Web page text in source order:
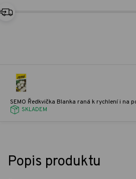
SEMO Ředkvička Blanka raná k rychlení i na
SKLADEM
Popis produktu